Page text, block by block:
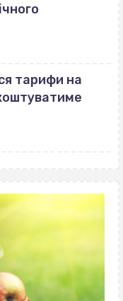
тарифи на